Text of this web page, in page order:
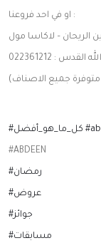
او في احد فروعنا :
: 022361212
#كل_ما_هو_أفضل
#ABDEEN
#رمضان
#عروض
#جوائز
#مسابقات